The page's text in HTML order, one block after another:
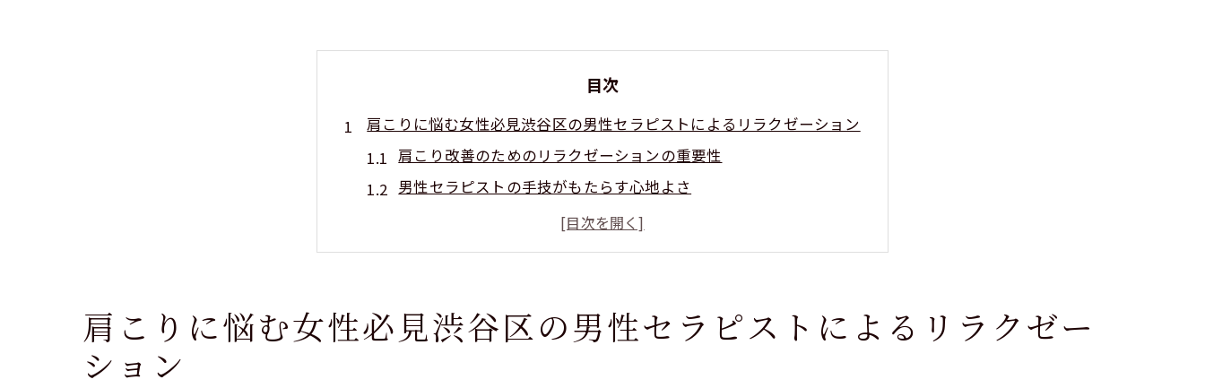
目次
肩こりに悩む女性必見渋谷区の男性セラピストによるリラクゼーション
肩こり改善のためのリラクゼーションの重要性
男性セラピストの手技がもたらす心地よさ
渋谷区でのリラクゼーションの選び方
アロマトリートメントでの肩こりケア法
肩こりを解消するための定期的な施術の効果
東京都渋谷区千駄ヶ谷で体験できるアロマトリートメントの魅力
肩こりに悩む女性必見渋谷区の男性セラピストによるリラクゼー
ション